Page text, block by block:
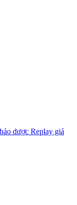
dược Replay giá